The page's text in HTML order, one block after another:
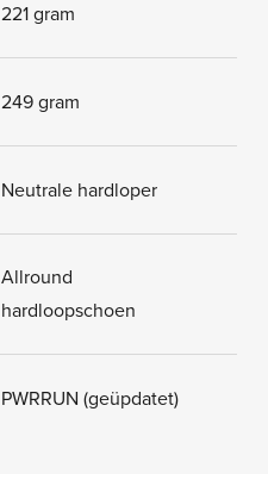
221 gram
249 gram
Neutrale hardloper
Allround
hardloopschoen
PWRRUN (geüpdatet)